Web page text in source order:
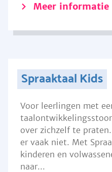
Meer informatie
Spraaktaal Kids
Voor leerlingen met
over zichzelf te
er vaak niet. Met
kinderen en
naar...